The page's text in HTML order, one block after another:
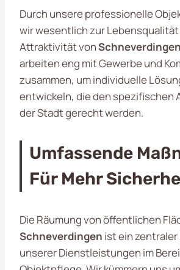
Durch unsere professionelle
wir wesentlich zur
Attraktivität vonSchneverdingen
arbeiten eng mit Gewerbe und
zusammen, um individuelle
entwickeln, die den spezifischen
der Stadt gerecht werden.
Umfassende
Für Mehr
Die Räumung von öffentlichen
Schneverdingen ist ein
unserer Dienstleistungen im